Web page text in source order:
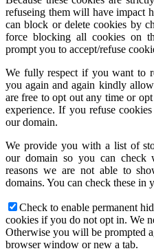
refuseing them will have impact
can block or delete cookies by
force blocking all cookies on
prompt you to accept/refuse
We fully respect if you want to
you again and again kindly
are free to opt out any time or
experience. If you refuse
our domain.
We provide you with a list of
our domain so you can check
reasons we are not able to
domains. You can check these in
Check to enable permanent
cookies if you do not opt in. We
Otherwise you will be prompted
browser window or new a tab.